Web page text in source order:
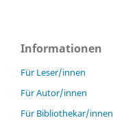
Informationen
Für Leser/innen
Für Autor/innen
Für Bibliothekar/innen